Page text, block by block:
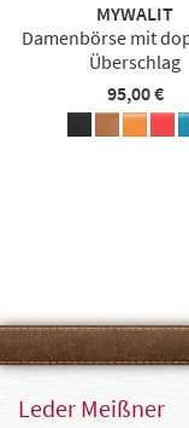
MYWALIT
Damenbörse mit
Überschlag
95,00 €
Leder Meißner